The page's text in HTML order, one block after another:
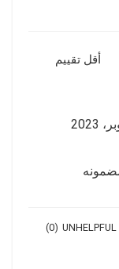
أقل تقييم
UNHELPFUL
(
0
)